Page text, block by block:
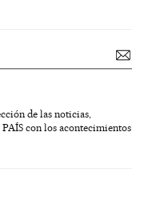
de las noticias,
con los acontecimientos